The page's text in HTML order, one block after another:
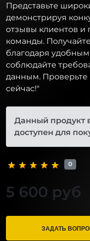
Представьте
демонстрируя
отзывы клиентов
команды.
благодаря
соблюдайте
данным.
сейчас!"
Данный продукт
доступен для
0
5 600 руб
ЗАДАТЬ